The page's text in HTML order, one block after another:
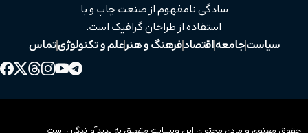
سادگی نامفهوم از صنعت چاپ و با
استفاده از طراحان گرافیک است.
سیاستجامعهاقتصادفرهنگ و هنرعلم و تکنولوژیتماس